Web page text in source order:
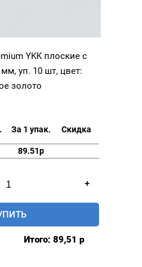
YKK плоские с
уп. 10 шт, цвет:
золото
За 1 упак. Скидка
89.51р
+
Итого: 89,51 р